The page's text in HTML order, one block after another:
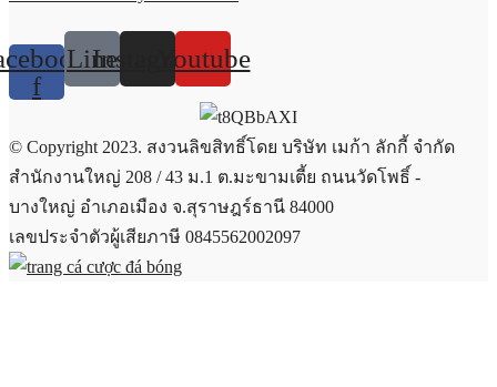
f
LineInstagramYoutube
© Copyright 2023. สงวนลิขสิทธิ์โดย บริษัท เมก้า ลักกี้ จำกัด
สำนักงานใหญ่ 208 / 43 ม.1 ต.มะขามเตี้ย ถนนวัดโพธิ์ -
บางใหญ่ อำเภอเมือง จ.สุราษฎร์ธานี 84000
เลขประจำตัวผู้เสียภาษี 0845562002097